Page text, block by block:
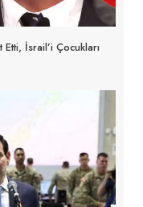
İsrail’i Çocukları